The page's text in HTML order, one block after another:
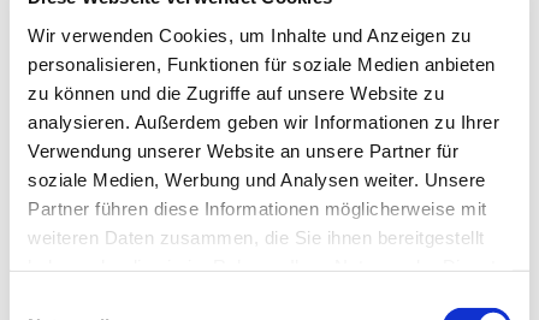
Wir verwenden Cookies, um Inhalte und Anzeigen zu
personalisieren, Funktionen für soziale Medien anbieten
zu können und die Zugriffe auf unsere Website zu
analysieren. Außerdem geben wir Informationen zu Ihrer
Verwendung unserer Website an unsere Partner für
soziale Medien, Werbung und Analysen weiter. Unsere
Partner führen diese Informationen möglicherweise mit
weiteren Daten zusammen, die Sie ihnen bereitgestellt